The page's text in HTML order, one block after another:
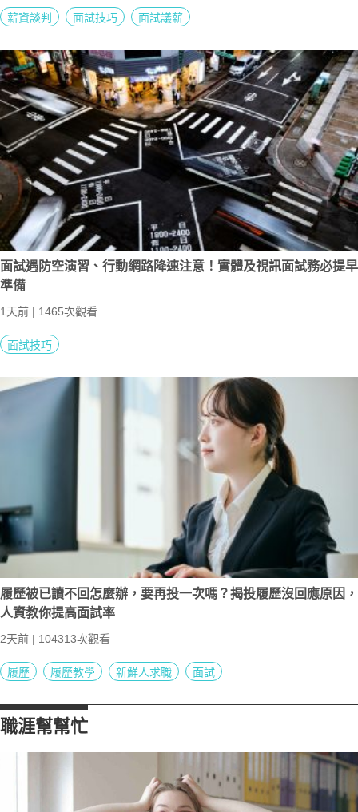
薪資談判 面試技巧 面試議薪
面試遇防空演習、行動網路降速注意！實體及視訊面試務必提早
準備
1天前 | 1465次觀看
面試技巧
履歷被已讀不回怎麼辦，要再投一次嗎？揭投履歷沒回應原因，
人資教你提高面試率
2天前 | 104313次觀看
履歷 履歷教學 新鮮人求職 面試
職涯幫幫忙